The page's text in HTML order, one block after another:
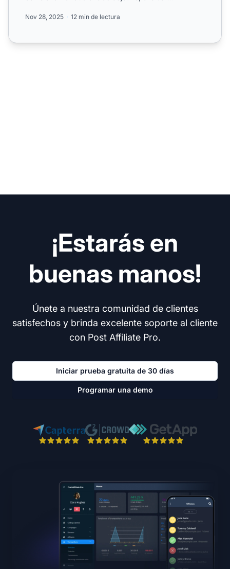
Nov 28, 2025 12 min de lectura
¡Estarás en
buenas manos!
Únete a nuestra comunidad de clientes
satisfechos y brinda excelente soporte al cliente
con Post Affiliate Pro.
Iniciar prueba gratuita de 30 días
Programar una demo